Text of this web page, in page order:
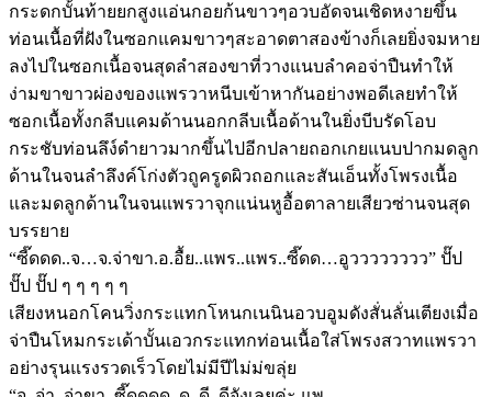
กระดกบั้นท้ายยกสูงแอ่นกอยก้นขาวๆอวบอัดจนเชิดหงายขึ้น
ท่อนเนื้อที่ฝังในซอกแคมขาวๆสะอาดตาสองข้างก็เลยยิ่งจมหาย
ลงไปในซอกเนื้อจนสุดลำสองขาที่วางแนบลำคอจ่าปืนทำให้
ง่ามขาขาวผ่องของแพรวาหนีบเข้าหากันอย่างพอดีเลยทำให้
ซอกเนื้อทั้งกลีบแคมด้านนอกกลีบเนื้อด้านในยิ่งบีบรัดโอบ
กระชับท่อนลึง์ดำยาวมากขึ้นไปอีกปลายถอกเกยแนบปากมดลูก
ด้านในจนลำลึงค์โก่งตัวถูครูดผิวถอกและสันเอ็นทั้งโพรงเนื้อ
และมดลูกด้านในจนแพรวาจุกแน่นหูอื้อตาลายเสียวซ่านจนสุด
บรรยาย
“ซี๊ดดด..จ…จ.จ่าขา.อ.อื้ย..แพร..แพร..ซี๊ดด…อูวววววววว” ปั๊ป
ปั๊ป ปั๊ป ๆ ๆ ๆ ๆ ๆ
เสียงหนอกโคนวิ่งกระแทกโหนกเนนินอวบอูมดังสั่นลั่นเตียงเมื่อ
จ่าปืนโหมกระเด้าบั้นเอวกระแทกท่อนเนื้อใส่โพรงสวาทแพรวา
อย่างรุนแรงรวดเร็วโดยไม่มีปีไม่ม่ขลุ่ย